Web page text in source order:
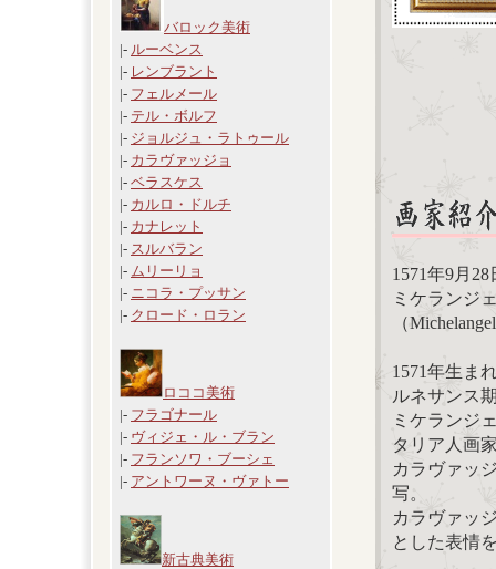
バロック美術
|- ルーベンス
|- レンブラント
|- フェルメール
|- テル・ボルフ
|- ジョルジュ・ラトゥール
|- カラヴァッジョ
|- ベラスケス
|- カルロ・ドルチ
|- カナレット
|- スルバラン
|- ムリーリョ
|- ニコラ・プッサン
|- クロード・ロラン
ロココ美術
|- フラゴナール
|- ヴィジェ・ル・ブラン
|- フランソワ・ブーシェ
|- アントワーヌ・ヴァトー
新古典美術
1571年9月
ミケランジ
（
1571年生ま
ルネサンス
ミケランジ
タリア人画
カラヴァッ
写。
カラヴァッ
とした表情